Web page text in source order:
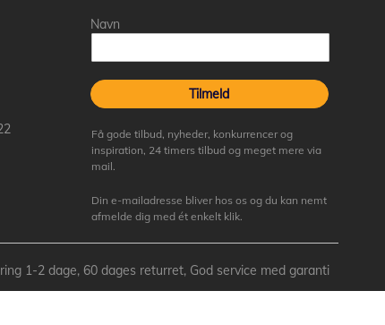
Navn
Tilmeld
Få gode tilbud, nyheder, konkurrencer og
inspiration, 24 timers tilbud og meget mere via
mail.
Din e-mailadresse bliver hos os og du kan nemt
afmelde dig med ét enkelt klik.
1-2 dage, 60 dages returret, God service med garanti